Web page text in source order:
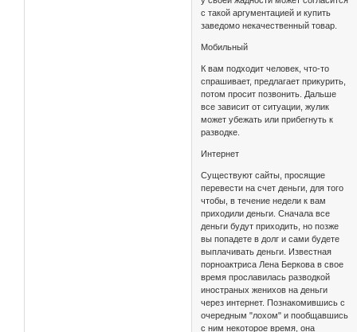
с такой аргументацией и купить
заведомо некачественный товар.
Мобильный
К вам подходит человек, что-то
спрашивает, предлагает прикурить,
потом просит позвонить. Дальше
все зависит от ситуации, жулик
может убежать или прибегнуть к
разводке.
Интернет
Существуют сайты, просящие
перевести на счет деньги, для того
чтобы, в течение недели к вам
приходили деньги. Сначала все
деньги будут приходить, но позже
вы попадете в долг и сами будете
выплачивать деньги. Известная
порноактриса Лена Беркова в свое
время прославилась разводкой
иностраных женихов на деньги
через интернет. Познакомившись с
очередным "лохом" и пообщавшись
с ним некоторое время, она